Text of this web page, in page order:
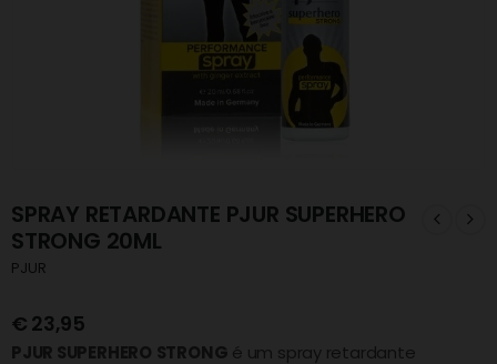
SPRAY RETARDANTE PJUR SUPERHERO
STRONG 20ML
PJUR
€ 23,95
PJUR SUPERHERO STRONG é um spray retardante